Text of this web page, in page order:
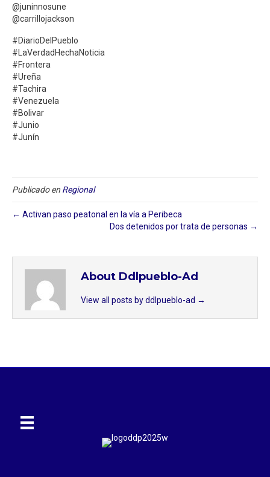
@juninnosune
@carrillojackson
#DiarioDelPueblo
#LaVerdadHechaNoticia
#Frontera
#Ureña
#Tachira
#Venezuela
#Bolivar
#Junio
#Junín
Publicado en Regional
← Activan paso peatonal en la vía a Peribeca
Dos detenidos por trata de personas →
About Ddlpueblo-Ad
View all posts by ddlpueblo-ad →